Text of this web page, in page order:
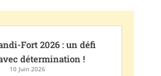
Fort 2026 : un défi
détermination !
10 Juin 2026